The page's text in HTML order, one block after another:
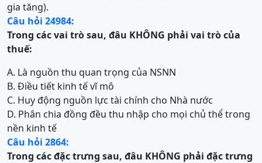
gia tăng).
Câu hỏi 24984:
Trong các vai trò sau, đâu KHÔNG phải vai trò của
thuế:
A. Là nguồn thu quan trọng của NSNN
B. Điều tiết kinh tế vĩ mô
C. Huy động nguồn lực tài chính cho Nhà nước
D. Phân chia đồng đều thu nhập cho mọi chủ thể trong
nền kinh tế
Câu hỏi 2864:
Trong các đặc trưng sau, đâu KHÔNG phải đặc trưng